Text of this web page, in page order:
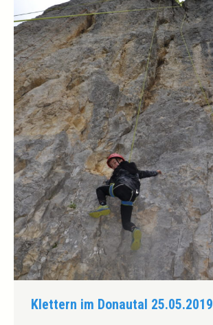
Klettern im Donautal 25.05.2019